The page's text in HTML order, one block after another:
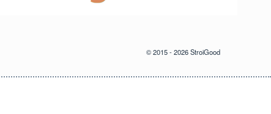
© 2015 - 2026 StroiGood